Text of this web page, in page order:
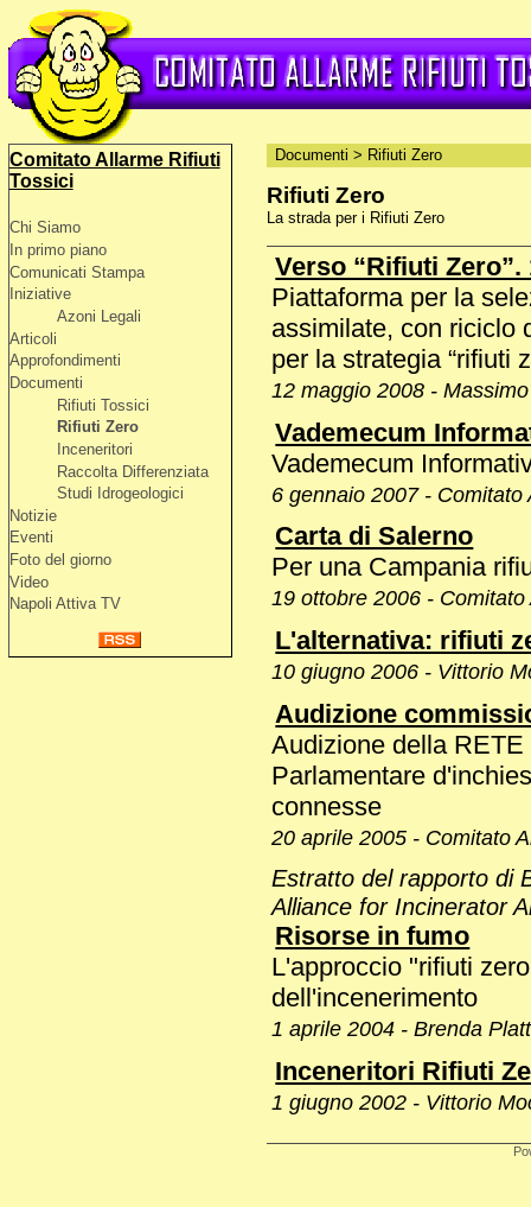
Comitato Allarme Rifiuti
Tossici
Chi Siamo
In primo piano
Comunicati Stampa
Iniziative
Azoni Legali
Articoli
Approfondimenti
Documenti
Rifiuti Tossici
Rifiuti Zero
Inceneritori
Raccolta Differenziata
Studi Idrogeologici
Notizie
Eventi
Foto del giorno
Video
Napoli Attiva TV
Documenti > Rifiuti Zero
Rifiuti Zero
La strada per i Rifiuti Zero
Verso “Rifiuti
Piattaforma per la
assimilate, con riciclo
per la strategia “rifiuti
12 maggio 2008 -
Vademecum
Vademecum
6 gennaio 2007 - Comitato
Carta di Salerno
Per una Campania
19 ottobre 2006 -
L'alternativa: rifiuti
10 giugno 2006 - Vittorio
Audizione
Audizione della
Parlamentare
connesse
20 aprile 2005 - Comitato
Estratto del rapporto di
Alliance for Incinerator
Risorse in fumo
L'approccio "rifiuti
dell'incenerimento
1 aprile 2004 - Brenda Platt
Inceneritori Rifiuti
1 giugno 2002 - Vittorio